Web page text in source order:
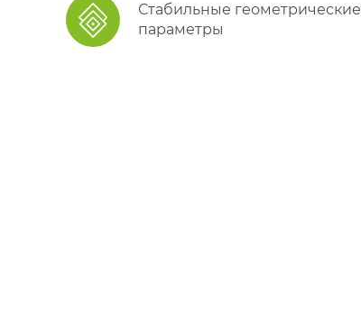
Стабильные геометрические
параметры